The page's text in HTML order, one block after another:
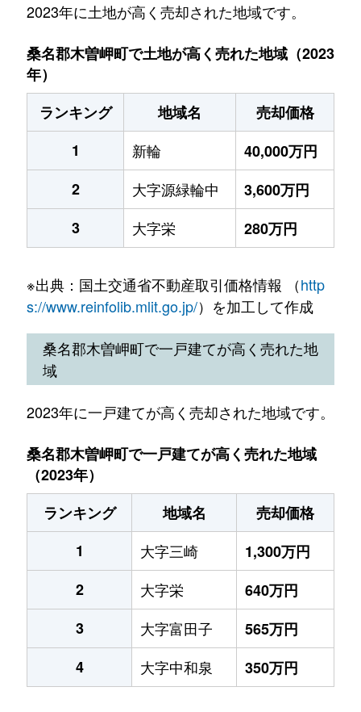
2023年に土地が高く売却された地域です。
桑名郡木曽岬町で土地が高く売れた地域（2023
年）
ランキング
地域名
売却価格
1
新輪
40,000万円
2
大字源緑輪中
3,600万円
3
大字栄 280万円
※出典：国土交通省不動産取引価格情報 （http
s://www.reinfolib.mlit.go.jp/）を加工して作成
桑名郡木曽岬町で一戸建てが高く売れた地
域
2023年に一戸建てが高く売却された地域です。
桑名郡木曽岬町で一戸建てが高く売れた地域
（2023年）
ランキング
地域名
売却価格
1
大字三崎
1,300万円
2
大字栄
640万円
3
大字富田子
565万円
4
大字中和泉 350万円